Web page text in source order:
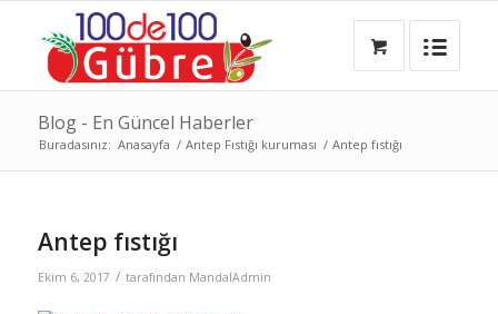
Blog - En Güncel Haberler
Buradasınız: Anasayfa / Antep Fıstığı kuruması / Antep fıstığı
Antep fıstığı
Ekim 6, 2017 / tarafından MandalAdmin